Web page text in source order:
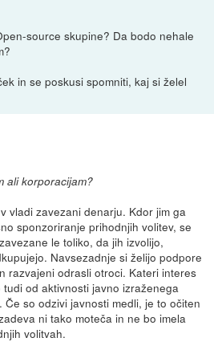
source skupine? Da bodo nehale
in se poskusi spomniti, kaj si želel
ali korporacijam?
vladi zavezani denarju. Kdor jim ga
sponzoriranje prihodnjih volitev, se
le toliko, da jih izvolijo,
Navsezadnje si želijo podpore
razvajeni odrasli otroci. Kateri interes
od aktivnosti javno izraženega
Če so odzivi javnosti medli, je to očiten
ni tako moteča in ne bo imela
volitvah.